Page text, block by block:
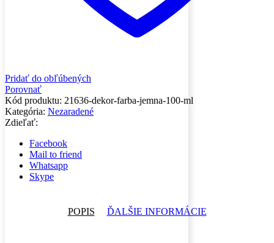
Pridať do obľúbených
Porovnať
Kód produktu: 21636-dekor-farba-jemna-100-ml
Kategória: Nezaradené
Zdieľať:
Facebook
Mail to friend
Whatsapp
Skype
POPIS ĎALŠIE INFORMÁCIE